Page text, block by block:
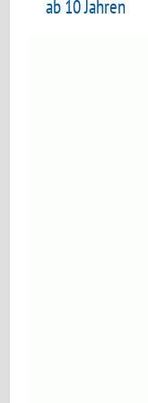
ab 10 Jahren